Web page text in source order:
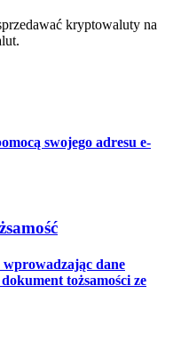
kontraktów futures
kryptowaluty na
swojego adresu e-
dane
tożsamości ze